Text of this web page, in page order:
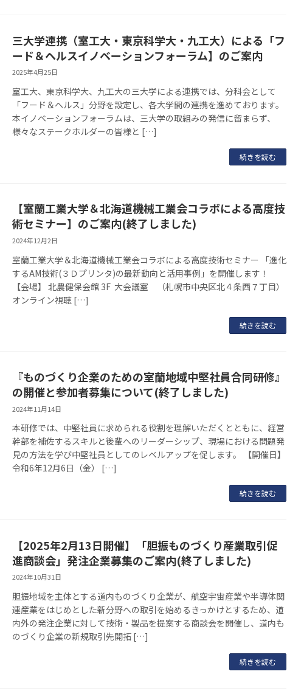
三大学連携（室工大・東京科学大・九工大）による「フ
ード＆ヘルスイノベーションフォーラム】のご案内
2025年4月25日
室工大、東京科学大、九工大の三大学による連携では、分科会として
「フード＆ヘルス」分野を設定し、各大学間の連携を進めております。
本イノベーションフォーラムは、三大学の取組みの発信に留まらず、
様々なステークホルダーの皆様と […]
続きを読む
【室蘭工業大学＆北海道機械工業会コラボによる高度技
術セミナー】のご案内(終了しました)
2024年12月2日
室蘭工業大学＆北海道機械工業会コラボによる高度技術セミナー 「進化
するAM技術(３Ｄプリンタ)の最新動向と活用事例」を開催します！
【会場】 北農健保会館 3F 大会議室 （札幌市中央区北４条西７丁目）
オンライン視聴 […]
続きを読む
『ものづくり企業のための室蘭地域中堅社員合同研修』
の開催と参加者募集について(終了しました)
2024年11月14日
本研修では、中堅社員に求められる役割を理解いただくとともに、経営
幹部を補佐するスキルと後輩へのリーダーシップ、現場における問題発
見の方法を学び中堅社員としてのレベルアップを促します。 【開催日】
令和6年12月6日（金） […]
続きを読む
【2025年2月13日開催】「胆振ものづくり産業取引促
進商談会」発注企業募集のご案内(終了しました)
2024年10月31日
胆振地域を主体とする道内ものづくり企業が、航空宇宙産業や半導体関
連産業をはじめとした新分野への取引を始めるきっかけとするため、道
内外の発注企業に対して技術・製品を提案する商談会を開催し、道内も
のづくり企業の新規取引先開拓 […]
続きを読む